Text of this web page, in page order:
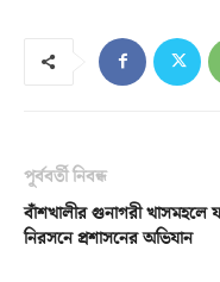
পূর্ববর্তী নিবন্ধ
বাঁশখালীর গুনাগরী খাসমহলে
নিরসনে প্রশাসনের অভিযান